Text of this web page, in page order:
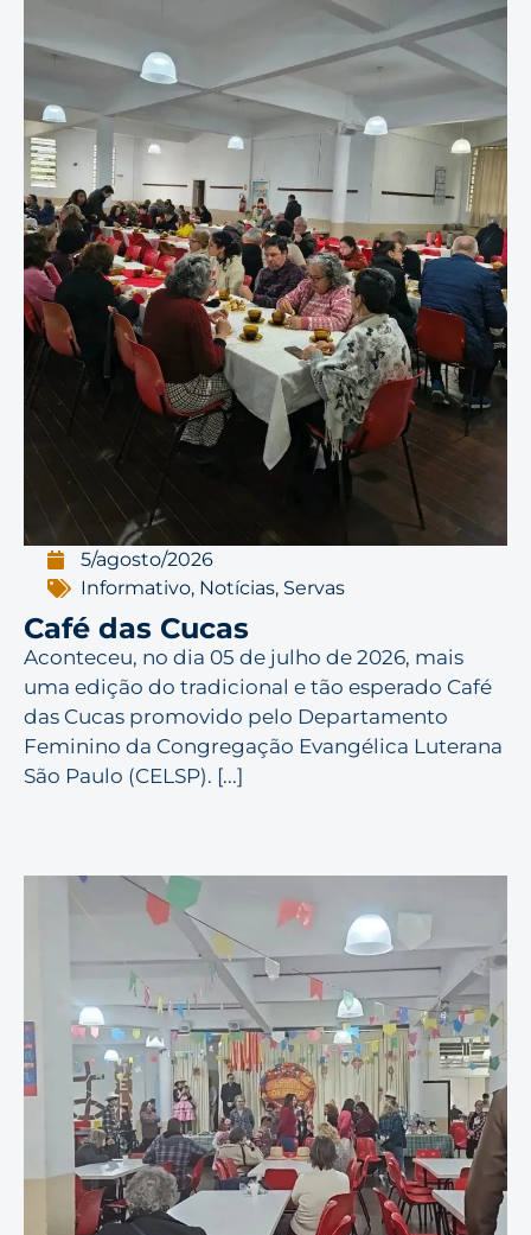
5/agosto/2026
Informativo, Notícias, Servas
Café das Cucas
Aconteceu, no dia 05 de julho de 2026, mais
uma edição do tradicional e tão esperado Café
das Cucas promovido pelo Departamento
Feminino da Congregação Evangélica Luterana
São Paulo (CELSP). [...]